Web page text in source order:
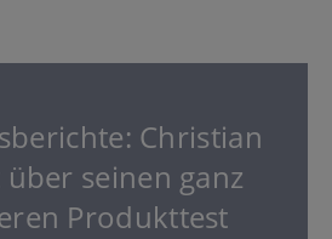
Christian
seinen ganz
Produkttest